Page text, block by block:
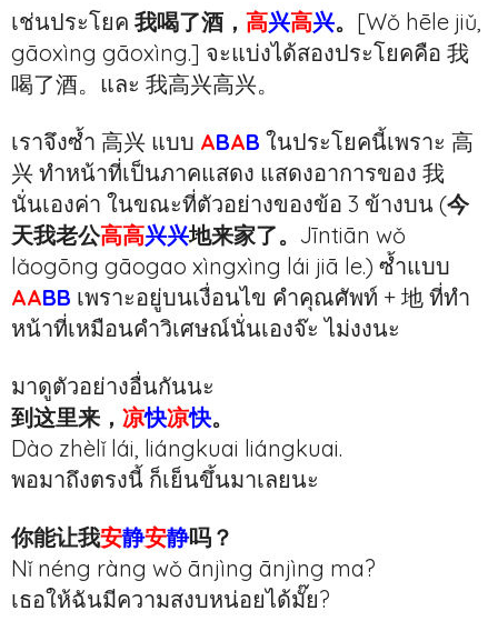
เช่นประโยค 我喝了酒， 高兴高兴。 [Wǒ hēle jiǔ,
gāoxìng gāoxìng.] จะแบ่งได้สองประโยคคือ 我
喝了酒。และ 我高兴高兴。
เราจึงซ้ำ 高兴 แบบ ABAB ในประโยคนี้เพราะ 高
兴 ทำหน้าที่เป็นภาคแสดง แสดงอาการของ 我
นั่นเองค่า ในขณะที่ตัวอย่างของข้อ 3 ข้างบน (今
天我老公高高兴兴地来家了。 Jīntiān wǒ
lǎogōng gāogao xìngxìng lái jiā le.) ซ้ำแบบ
AABB เพราะอยู่บนเงื่อนไข คำคุณศัพท์ + 地 ที่ทำ
หน้าที่เหมือนคำวิเศษณ์นั่นเองจ๊ะ ไม่งงนะ
มาดูตัวอย่างอื่นกันนะ
到这里来， 凉快凉快。
Dào zhèlǐ lái, liángkuai liángkuai.
พอมาถึงตรงนี้ ก็เย็นขึ้นมาเลยนะ
你能让我安静安静吗？
Nǐ néng ràng wǒ ānjìng ānjìng ma?
เธอให้ฉันมีความสงบหน่อยได้มั๊ย?